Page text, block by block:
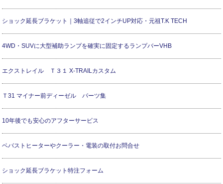
ショック延長ブラケット｜3軸追従で2インチUP対応・元祖T.K TECH
4WD・SUVに大型補助ランプを確実に固定するランプバーVHB
エクストレイル Ｔ３１ X-TRAILカスタム
Ｔ31 マイナー前ディーゼル パーツ集
10年後でも安心のアフターサービス
ベバストヒーターやクーラー・電装の取付お問合せ
ショック延長ブラケット特注フォーム